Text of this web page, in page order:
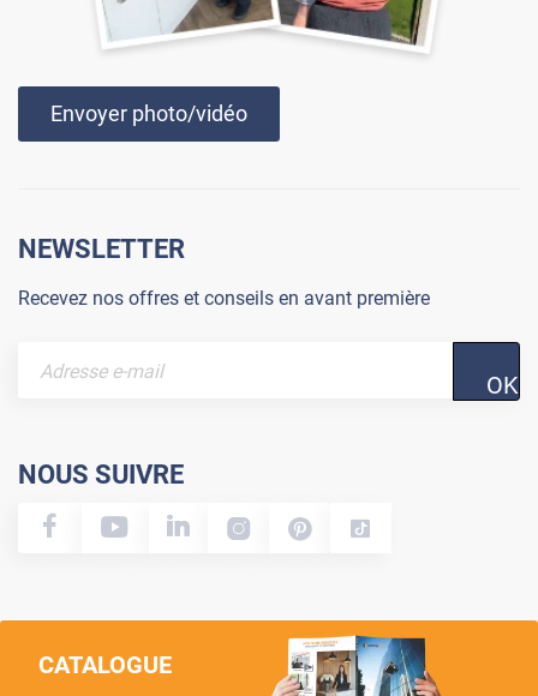
Envoyer photo/vidéo
NEWSLETTER
Recevez nos offres et conseils en avant première
OK
NOUS SUIVRE
CATALOGUE